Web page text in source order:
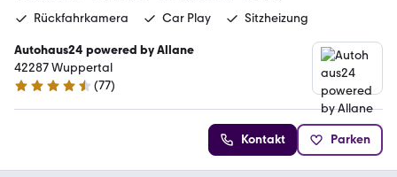
Rückfahrkamera
Car Play Sitzheizung
Autohaus24 powered by Allane
42287 Wuppertal
4.5 Sterne
(77)
Kontakt Parken